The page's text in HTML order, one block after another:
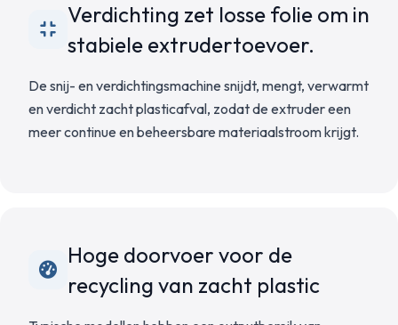
Verdichting zet losse folie om in
stabiele extrudertoevoer.
De snij- en verdichtingsmachine snijdt, mengt, verwarmt
en verdicht zacht plasticafval, zodat de extruder een
meer continue en beheersbare materiaalstroom krijgt.
Hoge doorvoer voor de
recycling van zacht plastic